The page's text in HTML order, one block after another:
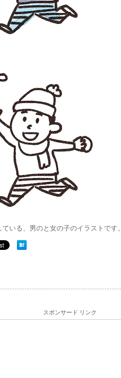
いる、男のと女の子のイラストです。
スポンサード リンク